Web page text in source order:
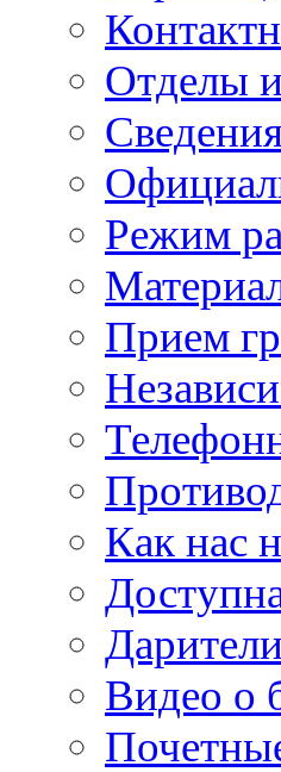
Отделы
Режим
Прием
Как нас
Дарители
Видео о